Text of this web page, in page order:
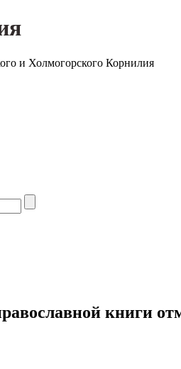
и Холмогорского Корнилия
книги